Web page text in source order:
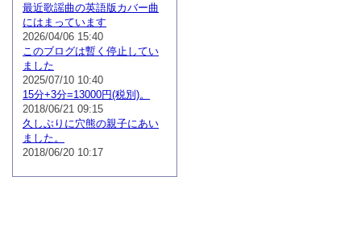
最近歌謡曲の英語版カバー曲
にはまっています
2026/04/06 15:40
このブログは暫く停止してい
ました
2025/07/10 10:40
15分+3分=13000円(税別)。
2018/06/21 09:15
久しぶりに穴熊の親子にあい
ました。
2018/06/20 10:17